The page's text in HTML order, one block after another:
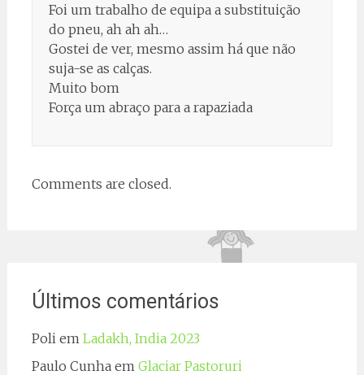
Foi um trabalho de equipa a substituição
do pneu, ah ah ah…
Gostei de ver, mesmo assim há que não
suja-se as calças.
Muito bom
Força um abraço para a rapaziada
Comments are closed.
Últimos comentários
Poli em Ladakh, India 2023
Paulo Cunhaem Glaciar Pastoruri